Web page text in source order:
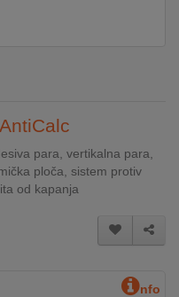
para, vertikalna para,
ploča, sistem protiv
od kapanja
nfo